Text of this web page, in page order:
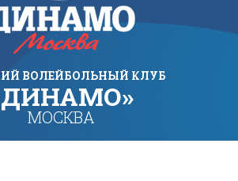
ВОЛЕЙБОЛЬНЫЙ КЛУБ
МОСКВА